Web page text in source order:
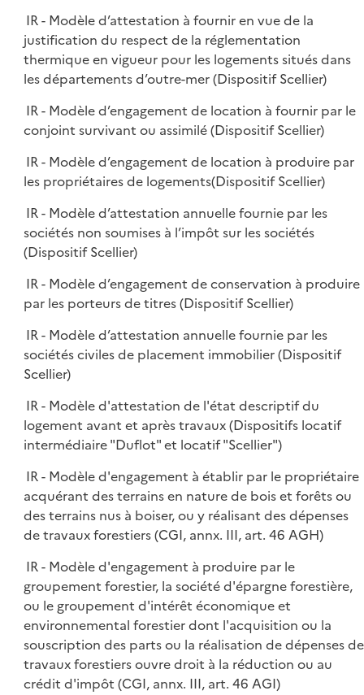
IR - Modèle d’attestation à fournir en vue de la
justification du respect de la réglementation
thermique en vigueur pour les logements situés dans
les départements d’outre-mer (Dispositif Scellier)
IR - Modèle d’engagement de location à fournir par le
conjoint survivant ou assimilé (Dispositif Scellier)
IR - Modèle d’engagement de location à produire par
les propriétaires de logements(Dispositif Scellier)
IR - Modèle d’attestation annuelle fournie par les
sociétés non soumises à l’impôt sur les sociétés
(Dispositif Scellier)
IR - Modèle d’engagement de conservation à produire
par les porteurs de titres (Dispositif Scellier)
IR - Modèle d’attestation annuelle fournie par les
sociétés civiles de placement immobilier (Dispositif
Scellier)
IR - Modèle d'attestation de l'état descriptif du
logement avant et après travaux (Dispositifs locatif
intermédiaire "Duflot" et locatif "Scellier")
IR - Modèle d'engagement à établir par le propriétaire
acquérant des terrains en nature de bois et forêts ou
des terrains nus à boiser, ou y réalisant des dépenses
de travaux forestiers (CGI, annx. III, art. 46 AGH)
IR - Modèle d'engagement à produire par le
groupement forestier, la société d'épargne forestière,
ou le groupement d'intérêt économique et
environnemental forestier dont l'acquisition ou la
souscription des parts ou la réalisation de dépenses de
travaux forestiers ouvre droit à la réduction ou au
crédit d'impôt (CGI, annx. III, art. 46 AGI)